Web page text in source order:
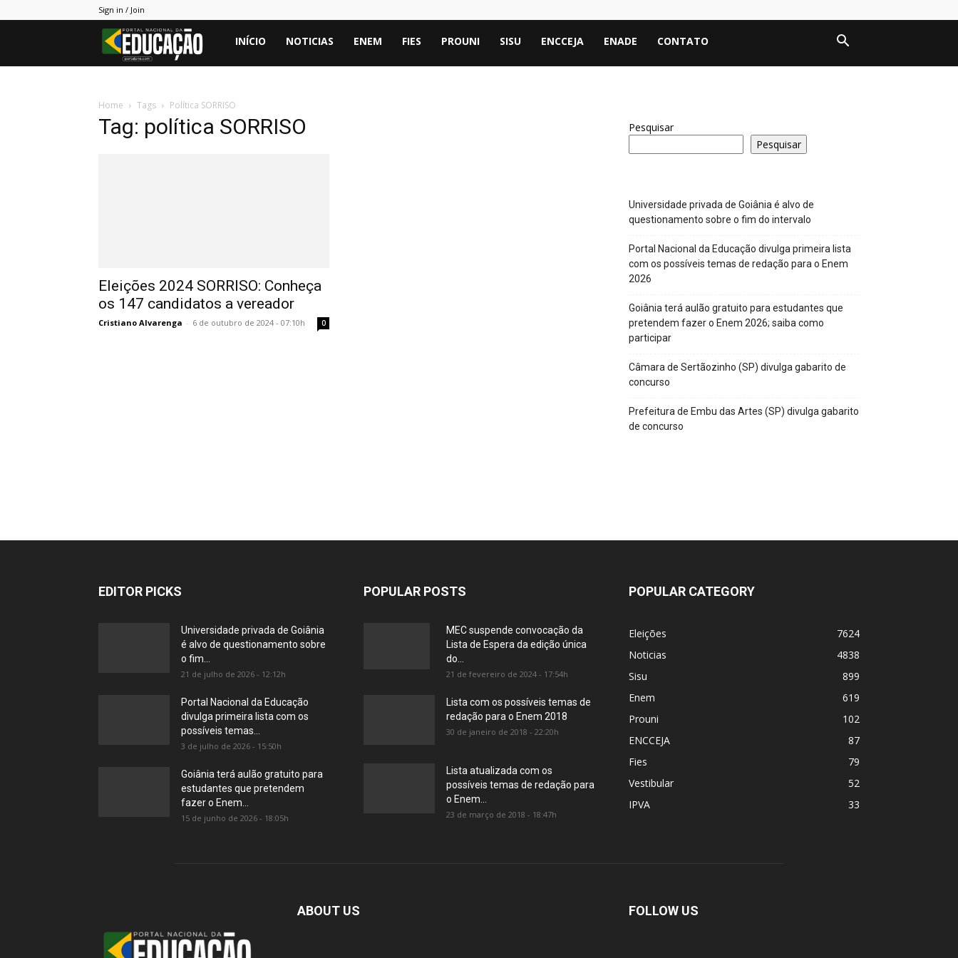
Sign in / Join
Portal
INÍCIO NOTICIAS ENEM FIES PROUNI SISU ENCCEJA ENADE CONTATO
Home Tags Política SORRISO
Tag: política SORRISO
Eleições 2024 SORRISO: Conheça
os 147 candidatos a vereador
Cristiano Alvarenga - 6 de outubro de 2024 - 07:10h 0
Pesquisar
Pesquisar
Universidade privada de Goiânia é alvo de
questionamento sobre o fim do intervalo
Portal Nacional da Educação divulga primeira lista
com os possíveis temas de redação para o Enem
2026
Goiânia terá aulão gratuito para estudantes que
pretendem fazer o Enem 2026; saiba como
participar
Câmara de Sertãozinho (SP) divulga gabarito de
concurso
Prefeitura de Embu das Artes (SP) divulga gabarito
de concurso
EDITOR PICKS
Universidade privada de Goiânia
é alvo de questionamento sobre
o fim...
21 de julho de 2026 - 12:12h
Portal Nacional da Educação
divulga primeira lista com os
possíveis temas...
3 de julho de 2026 - 15:50h
Goiânia terá aulão gratuito para
estudantes que pretendem
fazer o Enem...
15 de junho de 2026 - 18:05h
POPULAR POSTS
MEC suspende convocação da
Lista de Espera da edição única
do...
21 de fevereiro de 2024 - 17:54h
Lista com os possíveis temas de
redação para o Enem 2018
30 de janeiro de 2018 - 22:20h
Lista atualizada com os
possíveis temas de redação para
o Enem...
23 de março de 2018 - 18:47h
POPULAR CATEGORY
Eleições
7624
Noticias
4838
Sisu
899
Enem
619
Prouni
102
ENCCEJA
87
Fies
79
Vestibular
52
IPVA
33
ABOUT US FOLLOW US